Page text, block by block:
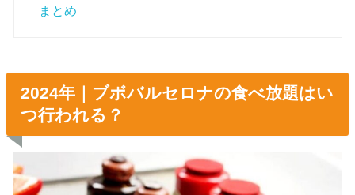
まとめ
2024年｜ブボバルセロナの食べ放題はい
つ行われる？